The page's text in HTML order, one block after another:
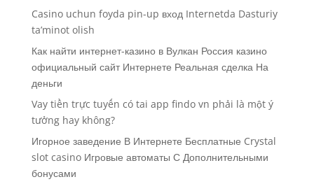
Casino uchun foyda pin-up вход Internetda Dasturiy
ta’minot olish
Как найти интернет-казино в Вулкан Россия казино
официальный сайт Интернете Реальная сделка На
деньги
Vay tiền trực tuyến có tai app findo vn phải là một ý
tưởng hay không?
Игорное заведение В Интернете Бесплатные Crystal
slot casino Игровые автоматы С Дополнительными
бонусами